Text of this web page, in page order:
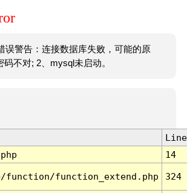
误警告：连接数据库失败，可能的原
码不对; 2、mysql未启动。
Line
14
function/function_extend.php 324